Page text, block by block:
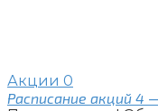
Акции 0
Расписание акций 4